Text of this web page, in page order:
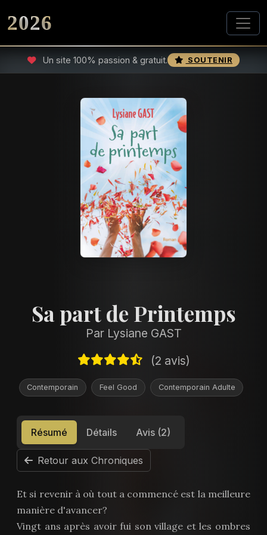
2026
Un site 100% passion & gratuit. SOUTENIR
Sa part de Printemps
Par Lysiane GAST
(2 avis)
Contemporain Feel Good Contemporain Adulte
Résumé Détails Avis (2)
Retour aux Chroniques
Et si revenir à où tout a commencé est la meilleure
manière d'avancer?
Vingt ans après avoir fui son village et les ombres